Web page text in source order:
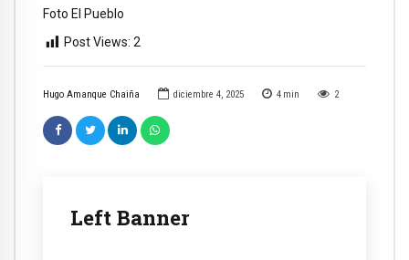
Hugo Amanque Chaiña diciembre 4, 2025 4 min 2
Left Banner
Foto El Pueblo
Post Views: 2